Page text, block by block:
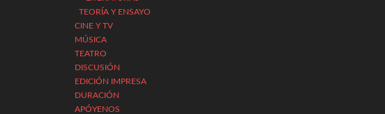
TEORÍA Y ENSAYO
CINE Y TV
MÚSICA
TEATRO
DISCUSIÓN
EDICIÓN IMPRESA
DURACIÓN
APÓYENOS